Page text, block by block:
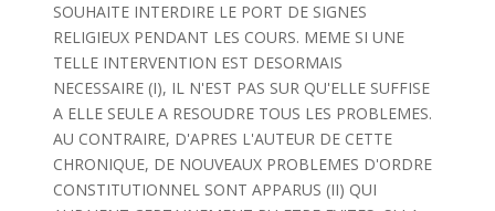
SOUHAITE INTERDIRE LE PORT DE SIGNES
RELIGIEUX PENDANT LES COURS. MEME SI UNE
TELLE INTERVENTION EST DESORMAIS
NECESSAIRE (I), IL N'EST PAS SUR QU'ELLE SUFFISE
A ELLE SEULE A RESOUDRE TOUS LES PROBLEMES.
AU CONTRAIRE, D'APRES L'AUTEUR DE CETTE
CHRONIQUE, DE NOUVEAUX PROBLEMES D'ORDRE
CONSTITUTIONNEL SONT APPARUS (II) QUI